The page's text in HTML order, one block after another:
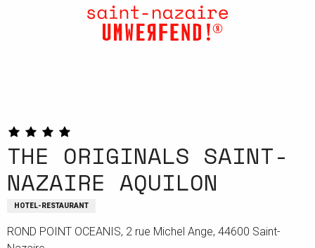
THE ORIGINALS SAINT-
NAZAIRE AQUILON
HOTEL-RESTAURANT
ROND POINT OCEANIS, 2 rue Michel Ange, 44600 Saint-